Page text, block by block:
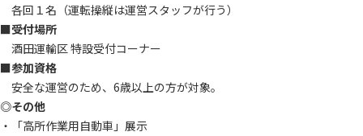
各回１名（運転操縦は運営スタッフが行う）
■受付場所
酒田運輸区 特設受付コーナー
■参加資格
安全な運営のため、6歳以上の方が対象。
◎その他
・「高所作業用自動車」展示